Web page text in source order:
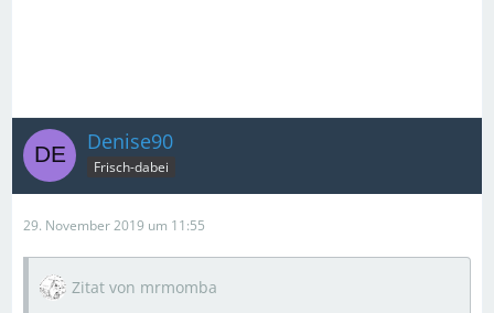
Denise90
Frisch-dabei
29. November 2019 um 11:55
Zitat von mrmomba